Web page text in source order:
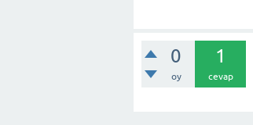
0
oy
1
cevap